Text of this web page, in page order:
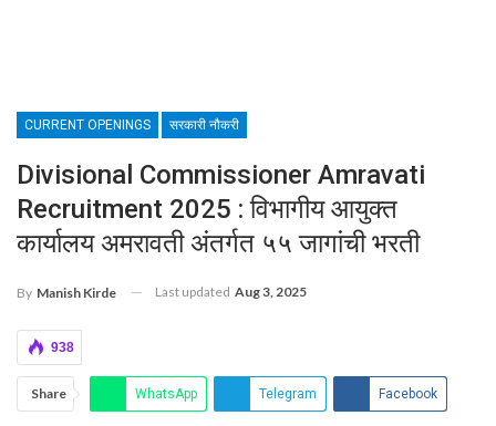
CURRENT OPENINGS सरकारी नौकरी
Divisional Commissioner Amravati
Recruitment 2025 : विभागीय आयुक्त
कार्यालय अमरावती अंतर्गत ५५ जागांची भरती
By Manish Kirde Last updated Aug 3, 2025
938
Share WhatsApp Telegram Facebook